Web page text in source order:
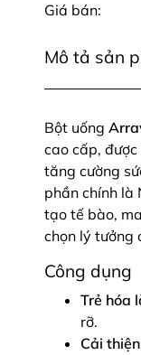
Giá bán:
Mô tả sản
Bột uống
cao cấp,
tăng cường
phần chính là
tạo tế bào,
chọn lý tưởng
Công dụng
Trẻ hóa
rỡ.
Cải